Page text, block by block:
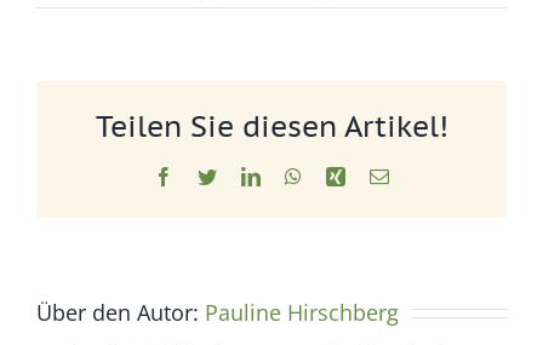
Teilen Sie diesen Artikel!
Facebook
TwitterLinkedInWhatsApp
Xing E-
Über den Autor: Pauline Hirschberg